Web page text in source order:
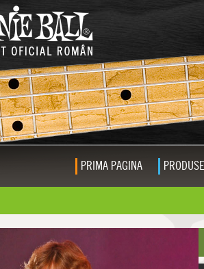
PRIMA PAGINA PRODUSE